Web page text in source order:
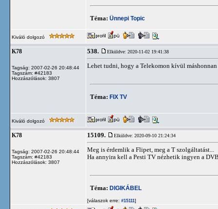
Téma: Ünnepi Topic
Kiváló dolgozó
K78
Tagság: 2007-02-26 20:48:44
Tagszám: #42183
Hozzászólások: 3807
538. Elküldve: 2020-11-02 19:41:38
Lehet tudni, hogy a Telekomon kívül
Téma: FIX TV
Kiváló dolgozó
K78
Tagság: 2007-02-26 20:48:44
Tagszám: #42183
Hozzászólások: 3807
15109. Elküldve: 2020-09-10 21:24:34
Meg is érdemlik a Flipet, meg a T szolgáltatást...
Ha annyira kell a Pesti TV nézhetik ingyen a
Téma: DIGIKÁBEL
[válaszok erre: #15111]